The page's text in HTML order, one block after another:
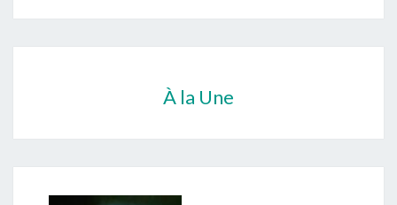
À la Une